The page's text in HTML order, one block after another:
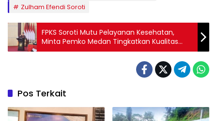
Zulham Efendi Soroti
FPKS Soroti Mutu Pelayanan Kesehatan,
Minta Pemko Medan Tingkatkan Kualitas
Layanan
Pos Terkait